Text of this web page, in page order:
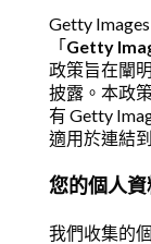
Getty
「Getty
政策旨在闡
披露。本政
有 Getty
適用於連結
您的個人
我們收集的